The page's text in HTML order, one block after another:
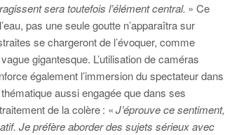
sera toutefois l’élément central. » Ce
pas une seule goutte n’apparaîtra sur
se chargeront de l’évoquer, comme
gigantesque. L’utilisation de caméras
également l’immersion du spectateur dans
aussi engagée que dans ses
de la colère : «J’éprouve ce sentiment,
Je préfère aborder des sujets sérieux avec